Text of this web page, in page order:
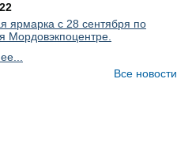
ярмарка с 28 сентября по
Мордовэкпоцентре.
Все новости